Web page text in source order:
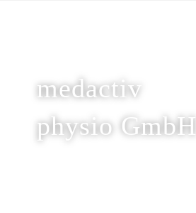
medactiv
physio GmbH